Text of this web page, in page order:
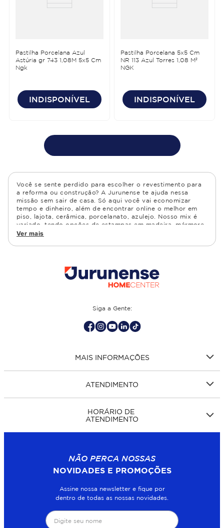
Pastilha Porcelana Azul
Astúria gr 743 1,08M 5x5 Cm
Ngk
INDISPONÍVEL
Pastilha Porcelana 5x5 Cm
NR 113 Azul Torres 1,08 M²
NGK
INDISPONÍVEL
Você se sente perdido para escolher o revestimento para
a reforma ou construção? A Jurunense te ajuda nessa
missão sem sair de casa. Só aqui você vai economizar
tempo e dinheiro, além de encontrar online o melhor em
piso, lajota, cerâmica, porcelanato, azulejo. Nosso mix é
variado, tendo opções de estampas em madeira, mármore,
granito, cimento, geométrico, e muito mais Confira as
cozinha, quarto, sala de estar.
Ver mais
Siga a Gente:
MAIS INFORMAÇÕES
ATENDIMENTO
HORÁRIO DE
ATENDIMENTO
NÃO PERCA NOSSAS
NOVIDADES E PROMOÇÕES
Assine nossa newsletter e fique por
dentro de todas as nossas novidades.